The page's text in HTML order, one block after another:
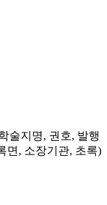
술지명, 권호, 발행
면, 소장기관, 초록)